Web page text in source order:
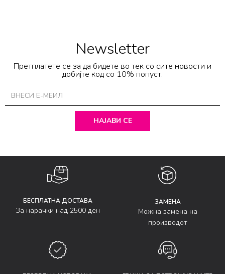
Newsletter
Претплатете се за да бидете во тек со сите новости и
добијте код со 10% попуст.
НАЈАВИ СЕ
БЕСПЛАТНА ДОСТАВА
За нарачки над 2500 ден
ЗАМЕНА
Можна замена на
производот